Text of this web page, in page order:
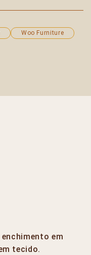
Woo Furniture
em
tecido.